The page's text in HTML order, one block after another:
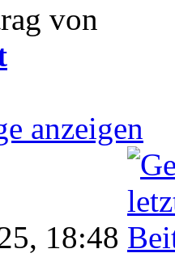
von
anzeigen
18:48